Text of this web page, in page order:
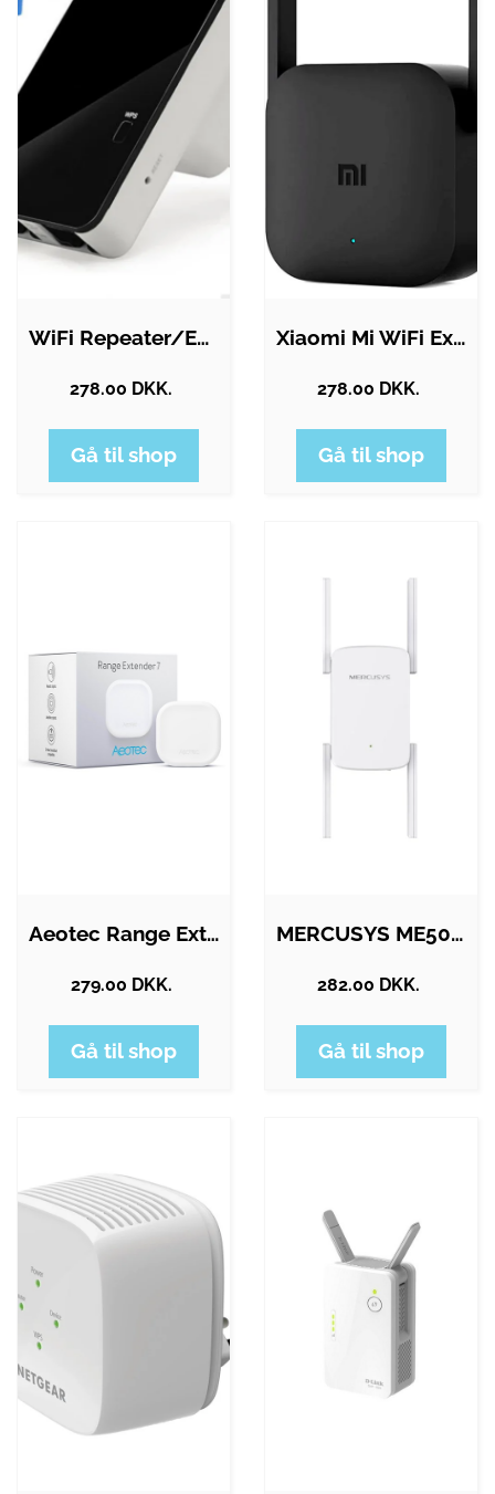
WiFi Repeater/Extender 300Mbps m. 2…
278.00 DKK.
Gå til shop
Xiaomi Mi WiFi Extender Pro
278.00 DKK.
Gå til shop
Aeotec Range Extender 7
279.00 DKK.
Gå til shop
MERCUSYS ME50G Wi-Fi Range Extender
282.00 DKK.
Gå til shop